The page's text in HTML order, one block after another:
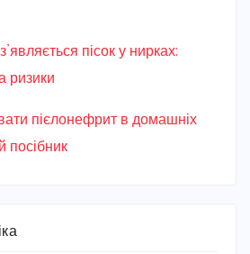
пісок у нирках:
ризики
пієлонефрит в домашніх
посібник